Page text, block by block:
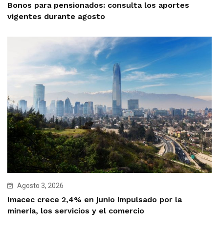
Bonos para pensionados: consulta los aportes
vigentes durante agosto
Agosto 3, 2026
Imacec crece 2,4% en junio impulsado por la
minería, los servicios y el comercio